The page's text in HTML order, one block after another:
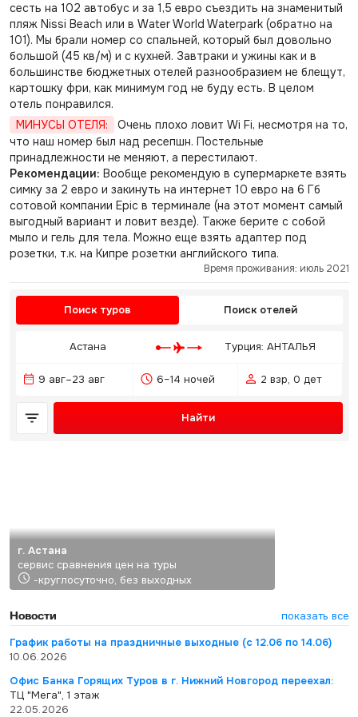
сесть на 102 автобус и за 1,5 евро съездить на знаменитый
пляж Nissi Beach или в Water World Waterpark (обратно на
101). Мы брали номер со спальней, который был довольно
большой (45 кв/м) и с кухней. Завтраки и ужины как и в
большинстве бюджетных отелей разнообразием не блещут,
картошку фри, как минимум год не буду есть. В целом
отель понравился.
МИНУСЫ ОТЕЛЯ:
Очень плохо ловит Wi Fi, несмотря на то,
что наш номер был над ресепшн. Постельные
принадлежности не меняют, а перестилают.
Рекомендации: Вообще рекомендую в супермаркете взять
симку за 2 евро и закинуть на интернет 10 евро на 6 Гб
сотовой компании Epic в терминале (на этот момент самый
выгодный вариант и ловит везде). Также берите с собой
мыло и гель для тела. Можно еще взять адаптер под
розетки, т.к. на Кипре розетки английского типа.
Время проживания: июль 2021
Поиск туров Поиск отелей
Астана Турция: АНТАЛЬЯ
9 авг–23 авг 6–14 ночей 2 взр, 0 дет
Найти
г. Астана
сервис сравнения цен на туры
-круглосуточно, без выходных
Новости
показать все
График работы на праздничные выходные (с 12.06 по 14.06)
10.06.2026
Офис Банка Горящих Туров в г. Нижний Новгород переехал:
ТЦ "Мега", 1 этаж
22.05.2026